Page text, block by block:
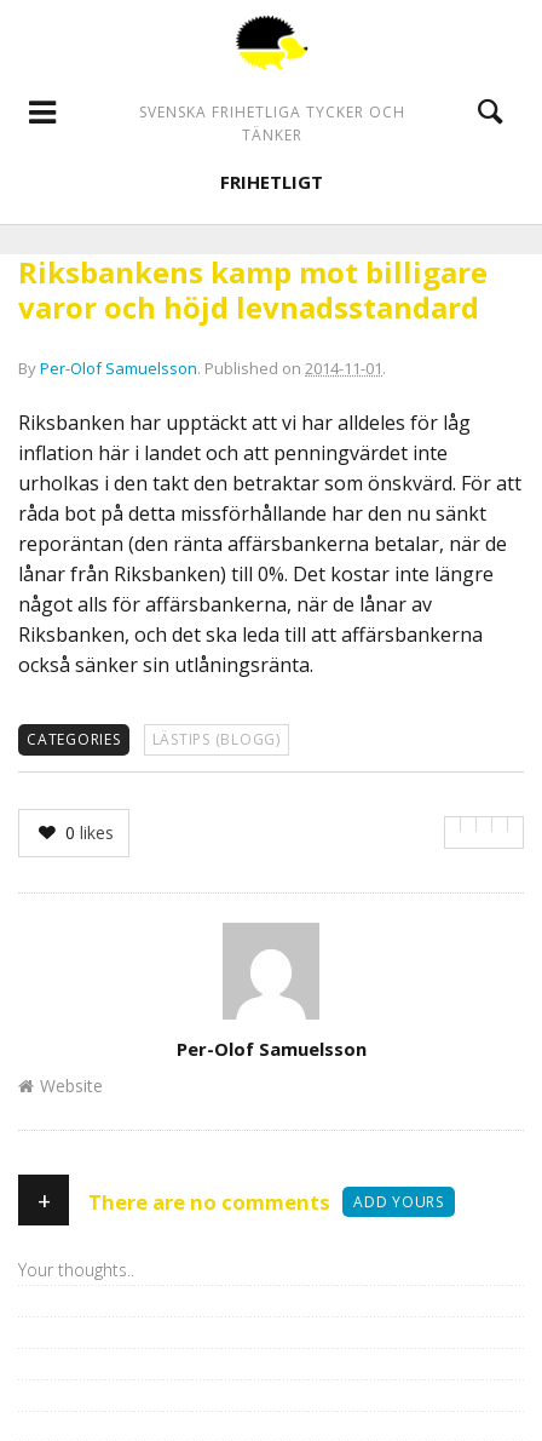
SVENSKA FRIHETLIGA TYCKER OCH
TÄNKER
FRIHETLIGT
Riksbankens kamp mot billigare
varor och höjd levnadsstandard
ByPer-Olof Samuelsson. Published on 2014-11-01.
Riksbanken har upptäckt att vi har alldeles för låg
inflation här i landet och att penningvärdet inte
urholkas i den takt den betraktar som önskvärd. För att
råda bot på detta missförhållande har den nu sänkt
reporäntan (den ränta affärsbankerna betalar, när de
lånar från Riksbanken) till 0%. Det kostar inte längre
något alls för affärsbankerna, när de lånar av
Riksbanken, och det ska leda till att affärsbankerna
också sänker sin utlåningsränta.
CATEGORIES LÄSTIPS (BLOGG)
0 likes
Per-Olof Samuelsson
Website
+ There are no comments ADD YOURS